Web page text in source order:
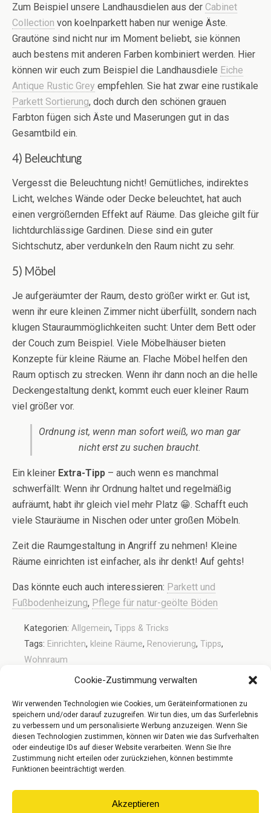
Cookie-Zustimmung verwalten
Wir verwenden Technologien wie Cookies, um Geräteinformationen zu
speichern und/oder darauf zuzugreifen. Wir tun dies, um das Surferlebnis
zu verbessern und um personalisierte Werbung anzuzeigen. Wenn Sie
diesen Technologien zustimmen, können wir Daten wie das Surfverhalten
oder eindeutige IDs auf dieser Website verarbeiten. Wenn Sie Ihre
Zustimmung nicht erteilen oder zurückziehen, können bestimmte
Funktionen beeinträchtigt werden.
Akzeptieren
Zum Beispiel unsere Landhausdielen aus der Cabinet
Collection von koelnparkett haben nur wenige Äste.
Grautöne sind nicht nur im Moment beliebt, sie können
auch bestens mit anderen Farben kombiniert werden. Hier
können wir euch zum Beispiel die Landhausdiele Eiche
Antique Rustic Grey empfehlen. Sie hat zwar eine rustikale
Parkett Sortierung, doch durch den schönen grauen
Farbton fügen sich Äste und Maserungen gut in das
Gesamtbild ein.
4) Beleuchtung
Vergesst die Beleuchtung nicht! Gemütliches, indirektes
Licht, welches Wände oder Decke beleuchtet, hat auch
einen vergrößernden Effekt auf Räume. Das gleiche gilt für
lichtdurchlässige Gardinen. Diese sind ein guter
Sichtschutz, aber verdunkeln den Raum nicht zu sehr.
5) Möbel
Je aufgeräumter der Raum, desto größer wirkt er. Gut ist,
wenn ihr eure kleinen Zimmer nicht überfüllt, sondern nach
klugen Stauraummöglichkeiten sucht: Unter dem Bett oder
der Couch zum Beispiel. Viele Möbelhäuser bieten
Konzepte für kleine Räume an. Flache Möbel helfen den
Raum optisch zu strecken. Wenn ihr dann noch an die helle
Deckengestaltung denkt, kommt euch euer kleiner Raum
viel größer vor.
Ordnung ist, wenn man sofort weiß, wo man gar
nicht erst zu suchen braucht.
Ein kleiner Extra-Tipp – auch wenn es manchmal
schwerfällt: Wenn ihr Ordnung haltet und regelmäßig
aufräumt, habt ihr gleich viel mehr Platz 😁. Schafft euch
viele Stauräume in Nischen oder unter großen Möbeln.
Zeit die Raumgestaltung in Angriff zu nehmen! Kleine
Räume einrichten ist einfacher, als ihr denkt! Auf gehts!
Das könnte euch auch interessieren: Parkett und
Fußbodenheizung, Pflege für natur-geölte Böden
Kategorien: Allgemein, Tipps & Tricks
Tags: Einrichten, kleine Räume, Renovierung, Tipps,
Wohnraum
Vorheriger Beitrag
Dielen & Parkett Sortierung
Nächster Beitrag
Neu: Der Parkett Riese Shop
Ist Online!